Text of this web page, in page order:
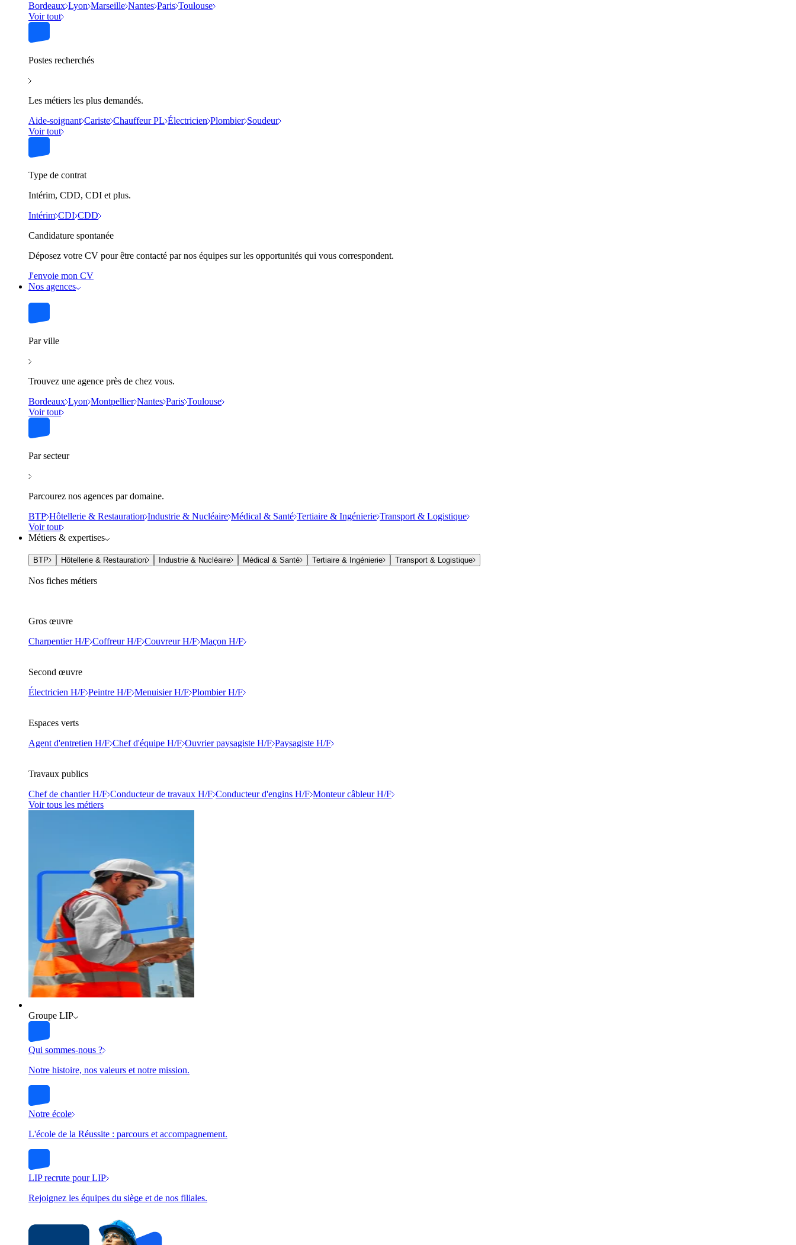
Bordeaux Lyon Marseille Nantes Paris Toulouse
Voir tout
Postes recherchés
Les métiers les plus demandés.
Aide-soignant Cariste Chauffeur PL Électricien Plombier Soudeur
Voir tout
Type de contrat
Intérim, CDD, CDI et plus.
Intérim CDI CDD
Candidature spontanée
Déposez votre CV pour être contacté par nos équipes sur les opportunités qui vous correspondent.
J'envoie mon CV
Nos agences
Par ville
Trouvez une agence près de chez vous.
Bordeaux Lyon Montpellier Nantes Paris Toulouse
Voir tout
Par secteur
Parcourez nos agences par domaine.
BTP Hôtellerie & Restauration Industrie & Nucléaire Médical & Santé Tertiaire & Ingénierie Transport & Logistique
Voir tout
Métiers & expertises
BTP Hôtellerie & Restauration Industrie & Nucléaire Médical & Santé Tertiaire & Ingénierie Transport & Logistique
Nos fiches métiers
Gros œuvre
Charpentier H/F Coffreur H/F Couvreur H/F Maçon H/F
Second œuvre
Électricien H/F Peintre H/F Menuisier H/F Plombier H/F
Espaces verts
Agent d'entretien H/F Chef d'équipe H/F Ouvrier paysagiste H/F Paysagiste H/F
Travaux publics
Chef de chantier H/F Conducteur de travaux H/F Conducteur d'engins H/F Monteur câbleur H/F
Voir tous les métiers
Groupe LIP
Qui sommes-nous ?
Notre histoire, nos valeurs et notre mission.
Notre école
L'école de la Réussite : parcours et accompagnement.
LIP recrute pour LIP
Rejoignez les équipes du siège et de nos filiales.